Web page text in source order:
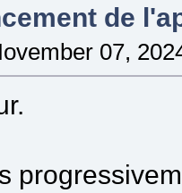
Environment (build 21.0.4+7-
Server VM (build 21.0.4+7-
in PATH
is more than 1.8
lib/nbexec
de
07,